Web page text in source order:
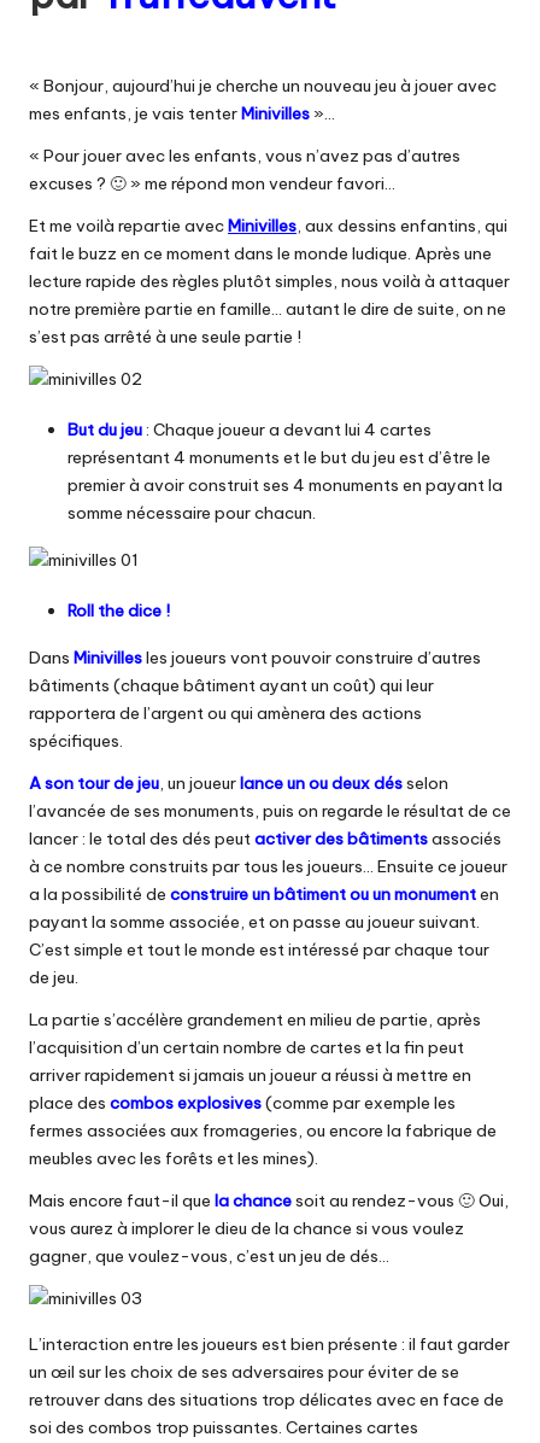
« Bonjour, aujourd’hui je cherche un nouveau jeu à jouer avec
mes enfants, je vais tenterMinivilles »…
« Pour jouer avec les enfants, vous n’avez pas d’autres
excuses ? 🙂 » me répond mon vendeur favori…
Et me voilà repartie avecMinivilles, aux dessins enfantins, qui
fait le buzz en ce moment dans le monde ludique. Après une
lecture rapide des règles plutôt simples, nous voilà à attaquer
notre première partie en famille… autant le dire de suite, on ne
s’est pas arrêté à une seule partie !
But du jeu: Chaque joueur a devant lui 4 cartes
représentant 4 monuments et le but du jeu est d’être le
premier à avoir construit ses 4 monuments en payant la
somme nécessaire pour chacun.
Roll the dice !
Dans Minivillesles joueurs vont pouvoir construire d’autres
bâtiments (chaque bâtiment ayant un coût) qui leur
rapportera de l’argent ou qui amènera des actions
spécifiques.
A son tour de jeu, un joueurlance un ou deux désselon
l’avancée de ses monuments, puis on regarde le résultat de ce
lancer : le total des dés peutactiver des bâtimentsassociés
à ce nombre construits par tous les joueurs… Ensuite ce joueur
a la possibilité de construire un bâtiment ou un monumenten
payant la somme associée, et on passe au joueur suivant.
C’est simple et tout le monde est intéressé par chaque tour
de jeu.
La partie s’accélère grandement en milieu de partie, après
l’acquisition d’un certain nombre de cartes et la fin peut
arriver rapidement si jamais un joueur a réussi à mettre en
place des combos explosives(comme par exemple les
fermes associées aux fromageries, ou encore la fabrique de
meubles avec les forêts et les mines).
Mais encore faut-il que la chancesoit au rendez-vous 🙂 Oui,
vous aurez à implorer le dieu de la chance si vous voulez
gagner, que voulez-vous, c’est un jeu de dés…
L’interaction entre les joueurs est bien présente : il faut garder
un œil sur les choix de ses adversaires pour éviter de se
retrouver dans des situations trop délicates avec en face de
soi des combos trop puissantes. Certaines cartes